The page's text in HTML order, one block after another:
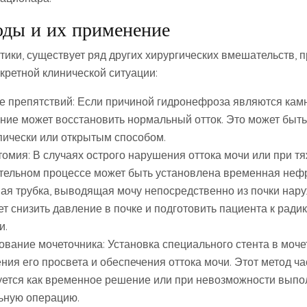
и их применение
существует ряд других хирургических вмешательств,
клинической ситуации:
препятствий: Если причиной гидронефроза являются
может восстановить нормальный отток. Это может
или открытым способом.
В случаях острого нарушения оттока мочи или при
процессе может быть установлена временная
трубка, выводящая мочу непосредственно из почки
снизить давление в почке и подготовить пациента к
мочеточника: Установка специального стента в
его просвета и обеспечения оттока мочи. Этот метод
как временное решение или при невозможности
операцию.